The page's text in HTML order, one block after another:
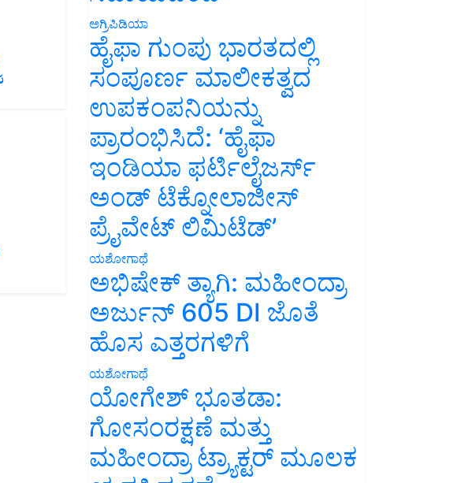
ಅಗ್ರಿಪಿಡಿಯಾ
ಹೈಫಾ ಗುಂಪು ಭಾರತದಲ್ಲಿ
ಸಂಪೂರ್ಣ ಮಾಲೀಕತ್ವದ
ಉಪಕಂಪನಿಯನ್ನು
ಪ್ರಾರಂಭಿಸಿದೆ: ‘ಹೈಫಾ
ಇಂಡಿಯಾ ಫರ್ಟಿಲೈಜರ್ಸ್
ಅಂಡ್ ಟೆಕ್ನೋಲಾಜೀಸ್
ಪ್ರೈವೇಟ್ ಲಿಮಿಟೆಡ್’
ಯಶೋಗಾಥೆ
ಅಭಿಷೇಕ್ ತ್ಯಾಗಿ: ಮಹೀಂದ್ರಾ
ಅರ್ಜುನ್ 605 DI ಜೊತೆ
ಹೊಸ ಎತ್ತರಗಳಿಗೆ
ಯಶೋಗಾಥೆ
ಯೋಗೇಶ್ ಭೂತಡಾ:
ಗೋಸಂರಕ್ಷಣೆ ಮತ್ತು
ಮಹೀಂದ್ರಾ ಟ್ರ್ಯಾಕ್ಟರ್ ಮೂಲಕ